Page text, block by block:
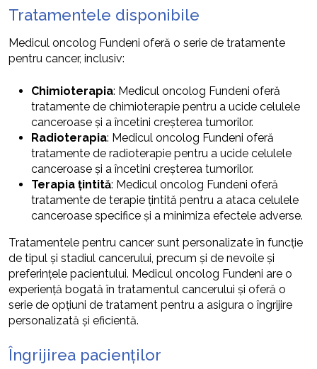
Tratamentele disponibile
Medicul oncolog Fundeni oferă o serie de tratamente
pentru cancer, inclusiv:
Chimioterapia: Medicul oncolog Fundeni oferă
tratamente de chimioterapie pentru a ucide celulele
canceroase și a încetini creșterea tumorilor.
Radioterapia: Medicul oncolog Fundeni oferă
tratamente de radioterapie pentru a ucide celulele
canceroase și a încetini creșterea tumorilor.
Terapia țintită: Medicul oncolog Fundeni oferă
tratamente de terapie țintită pentru a ataca celulele
canceroase specifice și a minimiza efectele adverse.
Tratamentele pentru cancer sunt personalizate în funcție
de tipul și stadiul cancerului, precum și de nevoile și
preferințele pacientului. Medicul oncolog Fundeni are o
experiență bogată în tratamentul cancerului și oferă o
serie de opțiuni de tratament pentru a asigura o îngrijire
personalizată și eficientă.
Îngrijirea pacienților